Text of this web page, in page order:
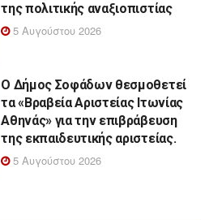
της πολιτικής αναξιοπιστίας
5 Αυγούστου 2026
Ο Δήμος Σοφάδων θεσμοθετεί
τα «Βραβεία Αριστείας Ιτωνίας
Αθηνάς» για την επιβράβευση
της εκπαιδευτικής αριστείας.
5 Αυγούστου 2026